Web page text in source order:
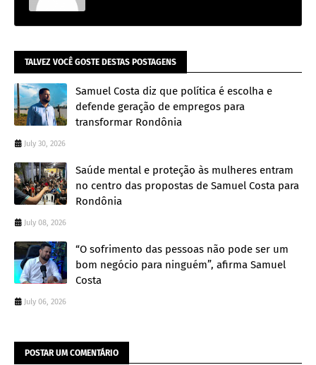
TALVEZ VOCÊ GOSTE DESTAS POSTAGENS
Samuel Costa diz que política é escolha e
defende geração de empregos para
transformar Rondônia
July 30, 2026
Saúde mental e proteção às mulheres entram
no centro das propostas de Samuel Costa para
Rondônia
July 08, 2026
“O sofrimento das pessoas não pode ser um
bom negócio para ninguém”, afirma Samuel
Costa
July 06, 2026
POSTAR UM COMENTÁRIO